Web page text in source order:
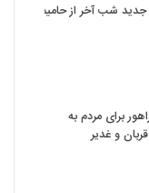
شب آخر از حامیم
برای مردم به
و غدیر